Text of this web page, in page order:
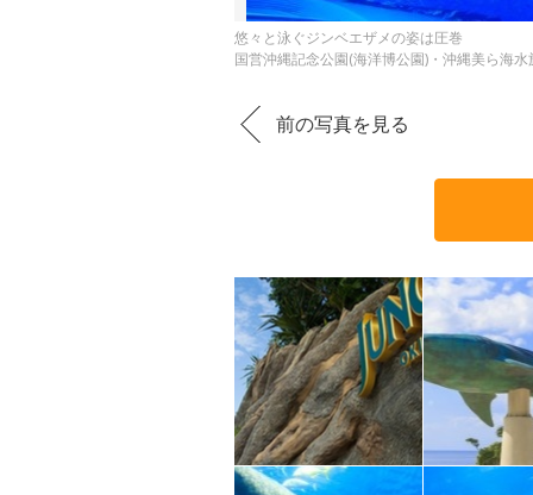
悠々と泳ぐジンベエザメの姿は圧巻
国営沖縄記念公園(海洋博公園)・沖縄美ら海水
前の写真を見る